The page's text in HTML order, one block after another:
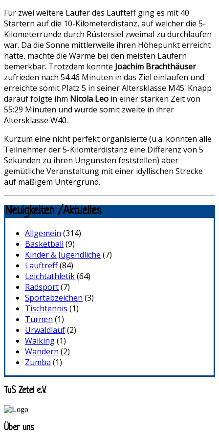
Für zwei weitere Läufer des Laufteff ging es mit 40
Startern auf die 10-Kilometerdistanz, auf welcher die 5-
Kilometerrunde durch Rüstersiel zweimal zu durchlaufen
war. Da die Sonne mittlerweile ihren Höhepunkt erreicht
hatte, machte die Wärme bei den meisten Läufern
bemerkbar. Trotzdem konnte Joachim Brachthäuser
zufrieden nach 54:46 Minuten in das Ziel einlaufen und
erreichte somit Platz 5 in seiner Altersklasse M45. Knapp
darauf folgte ihm Nicola Leo in einer starken Zeit von
55:29 Minuten und wurde somit zweite in ihrer
Altersklasse W40.
Kurzum eine nicht perfekt organisierte (u.a. konnten alle
Teilnehmer der 5-Kilomterdistanz eine Differenz von 5
Sekunden zu ihren Ungunsten feststellen) aber
gemütliche Veranstaltung mit einer idyllischen Strecke
auf mäßigem Untergrund.
Neuigkeiten /Aktuelles
Allgemein (314)
Basketball (9)
Kinder & Jugendliche (7)
Lauftreff(84)
Leichtathletik(64)
Radsport(7)
Sportabzeichen (3)
Tischtennis (1)
Turnen (1)
Urwaldlauf(2)
Walking(1)
Wandern (2)
Zumba (1)
TuS Zetel e.V.
Über uns